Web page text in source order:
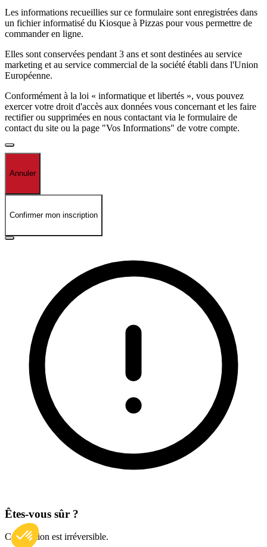
Les informations recueillies sur ce formulaire sont enregistrées dans
un fichier informatisé du Kiosque à Pizzas pour vous permettre de
commander en ligne.
Elles sont conservées pendant 3 ans et sont destinées au service
marketing et au service commercial de la société établi dans l'Union
Européenne.
Conformément à la loi « informatique et libertés », vous pouvez
exercer votre droit d'accès aux données vous concernant et les faire
rectifier ou supprimées en nous contactant via le formulaire de
contact du site ou la page "Vos Informations" de votre compte.
Annuler
Confirmer mon inscription
Êtes-vous sûr ?
Cette action est irréversible.